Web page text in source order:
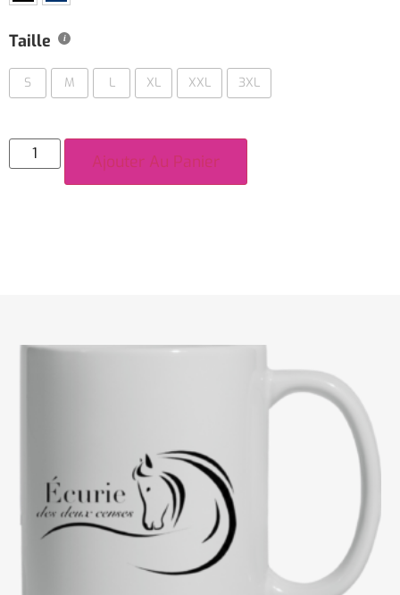
Taille
S M L XL XXL 3XL
Ajouter Au Panier